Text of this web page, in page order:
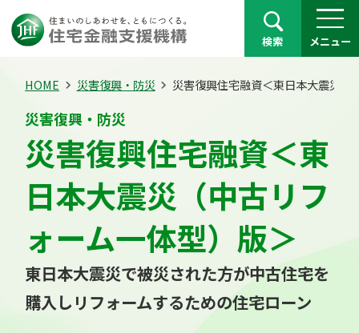
検索 メニュー
HOME 災害復興・防災 災害復興住宅融資＜東日本大震災（
災害復興・防災
災害復興住宅融資＜東
日本大震災（中古リフ
ォーム一体型）版＞
東日本大震災で被災された方が中古住宅を
購入しリフォームするための住宅ローン